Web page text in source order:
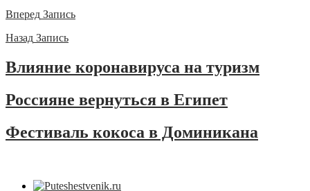
Вперед Запись
Назад Запись
Влияние коронавируса на туризм
Россияне вернуться в Египет
Фестиваль кокоса в Доминикана